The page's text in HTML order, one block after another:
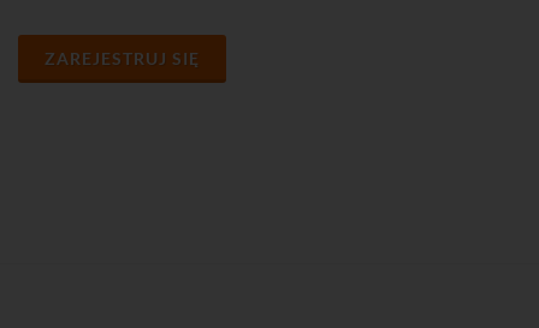
ZAREJESTRUJ SIĘ